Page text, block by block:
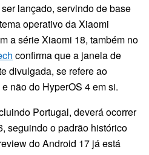
lançado, servindo de base
operativo da Xiaomi
a série Xiaomi 18, também no
confirma que a janela de
divulgada, se refere ao
não do HyperOS 4 em si.
Portugal, deverá ocorrer
seguindo o padrão histórico
do Android 17 já está